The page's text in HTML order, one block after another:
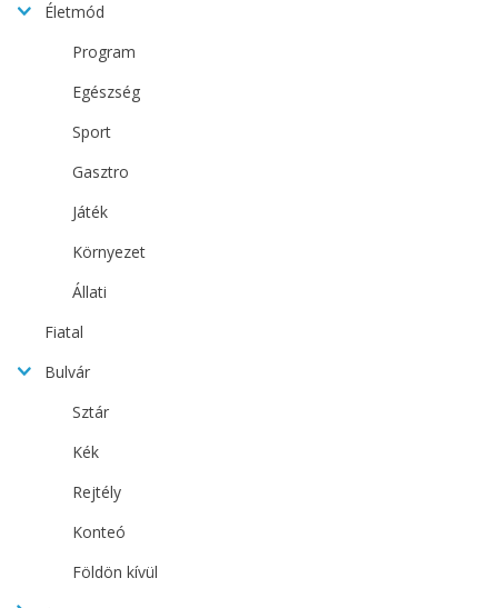
Életmód
Program
Egészség
Sport
Gasztro
Játék
Környezet
Állati
Fiatal
Bulvár
Sztár
Kék
Rejtély
Konteó
Földön kívül